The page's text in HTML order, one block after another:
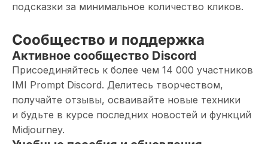
подсказки за минимальное количество кликов.
Сообщество и поддержка
Активное сообщество Discord
Присоединяйтесь к более чем 14 000 участников
IMI Prompt Discord. Делитесь творчеством,
получайте отзывы, осваивайте новые техники
и будьте в курсе последних новостей и функций
Midjourney.